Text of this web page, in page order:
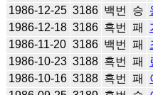
1986-12-25 3186 백번 승
1986-12-18 3186 흑번 패
1986-11-20 3186 백번 패
1986-10-23 3188 흑번 패
1986-10-16 3188 흑번 패